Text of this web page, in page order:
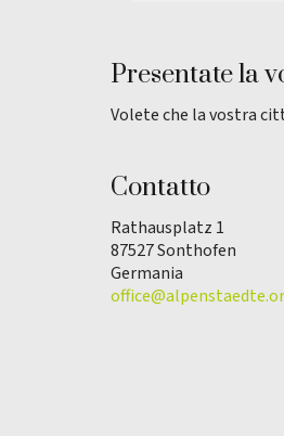
Presentate la
Volete che la vostra
Contatto
Rathausplatz 1
87527 Sonthofen
Germania